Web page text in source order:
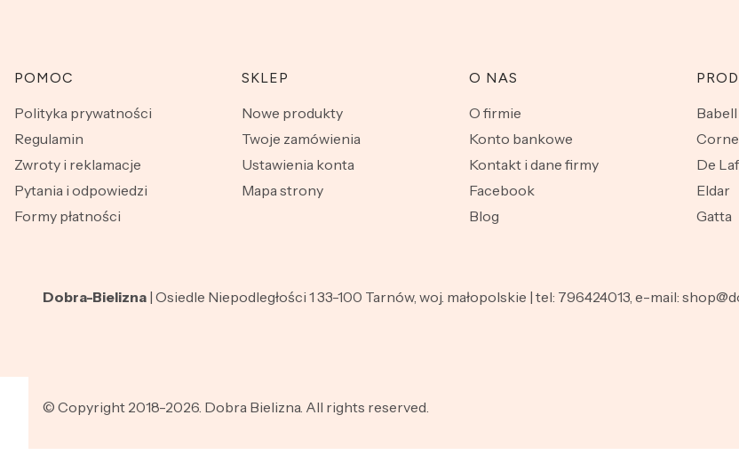
Linki w stopce
POMOC
Polityka prywatności
Regulamin
Zwroty i reklamacje
Pytania i odpowiedzi
Formy płatności
SKLEP
Nowe produkty
Twoje zamówienia
Ustawienia konta
Mapa strony
O NAS
O firmie
Konto bankowe
Kontakt i dane firmy
Facebook
Blog
Babell
De
Eldar
Gatta
Dobra-Bielizna | Osiedle Niepodległości 1 33-100 Tarnów, woj. małopolskie | tel: 796424013, e-mail:
© Copyright 2018-2026. Dobra Bielizna. All rights reserved.